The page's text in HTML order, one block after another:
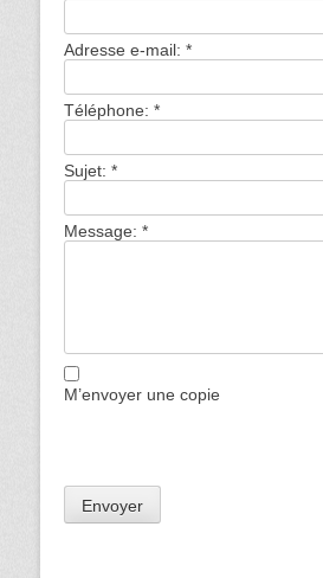
Adresse e-mail: *
Téléphone: *
Sujet: *
Message: *
M’envoyer une copie